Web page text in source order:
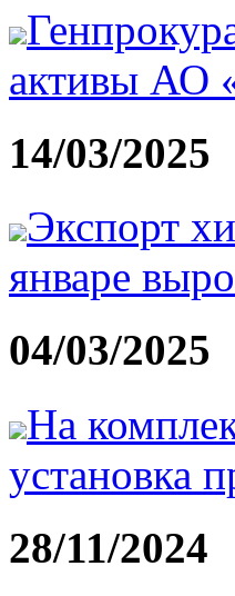
активы АО
14/03/2025
Экспорт
январе
04/03/2025
На
установка
28/11/2024